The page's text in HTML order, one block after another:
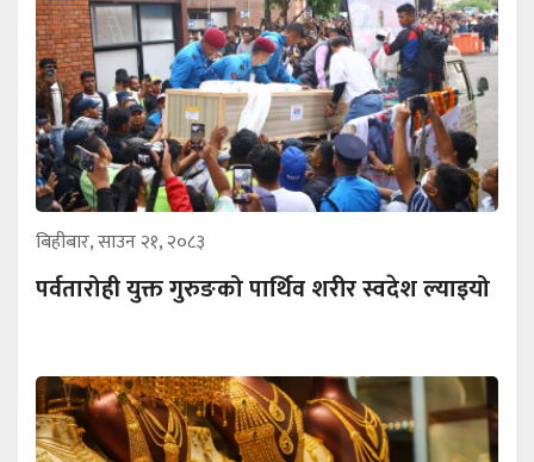
बिहीबार, साउन २१, २०८३
पर्वतारोही युक्त गुरुङको पार्थिव शरीर स्वदेश ल्याइयो